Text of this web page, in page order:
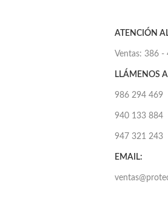
ATENCIÓN
Ventas: 386
LLÁMENOS
986 294 469
940 133 884
947 321 243
EMAIL: